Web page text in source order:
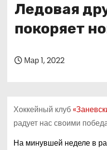
Ледовая
покоряет
Мар 1, 2022
Хоккейный клуб
радует нас своими
На минувшей неделе в